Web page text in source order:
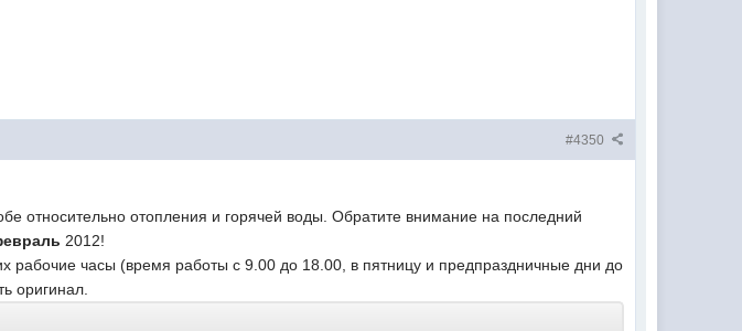
#4350
относительно отопления и горячей воды. Обратите внимание на последний
2012!
рабочие часы (время работы с 9.00 до 18.00, в пятницу и предпраздничные дни до
оригинал.